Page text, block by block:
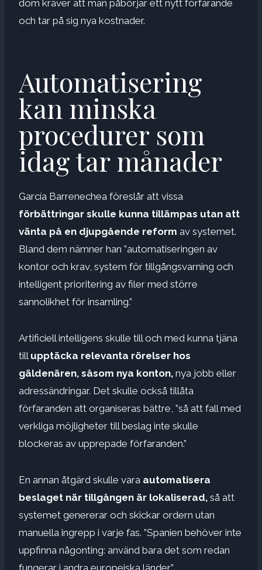
dom kräver att man påbörjar ett nytt förfarande
och tar på sig nya kostnader.
Automatisering
kan minska
procedurer som
idag tar månader
García Barrenechea föreslår att vissa
förbättringar skulle kunna tillämpas utan att
vänta på en djupgående reform av systemet.
Bland dem nämner han ”automatiseringen av
kontor och krav, system för tillgångsvarning och
intelligent prioritering av filer med större
sannolikhet för insamling.”
Artificiell intelligens skulle till och med kunna tjäna
till upptäcka relevanta rörelser hos
gäldenären, såsom nya konton, nya jobb eller
adressändringar. Det skulle också tillåta
förfaranden att organiseras bättre, ”så att fall med
verkliga möjligheter till beslag inte skulle
blockeras av upprepade förfaranden.”
En annan åtgärd skulle vara automatisera
beslaget när tillgången är lokaliserad, så att
systemet genererar och skickar ordern utan
manuella ingrepp i varje fas. ”Spanien behöver inte
uppfinna någonting: använd bara det som redan
fungerar i andra europeiska länder”,